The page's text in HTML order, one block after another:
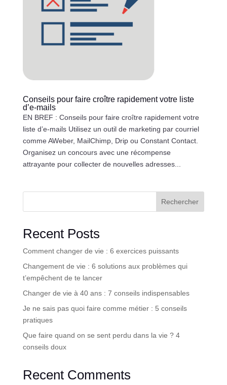
Conseils pour faire croître rapidement votre liste
d’e-mails
EN BREF : Conseils pour faire croître rapidement votre
liste d’e-mails Utilisez un outil de marketing par courriel
comme AWeber, MailChimp, Drip ou Constant Contact.
Organisez un concours avec une récompense
attrayante pour collecter de nouvelles adresses...
Rechercher
Recent Posts
Comment changer de vie : 6 exercices puissants
Changement de vie : 6 solutions aux problèmes qui
t’empêchent de te lancer
Changer de vie à 40 ans : 7 conseils indispensables
Je ne sais pas quoi faire comme métier : 5 conseils
pratiques
Que faire quand on se sent perdu dans la vie ? 4
conseils doux
Recent Comments